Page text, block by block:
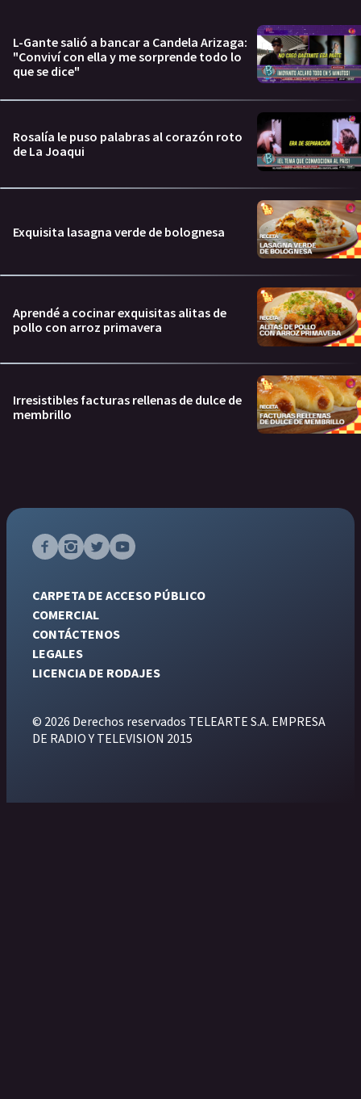
L-Gante salió a bancar a Candela Arizaga:
"Conviví con ella y me sorprende todo lo
que se dice"
Rosalía le puso palabras al corazón roto
de La Joaqui
Exquisita lasagna verde de bolognesa
Aprendé a cocinar exquisitas alitas de
pollo con arroz primavera
Irresistibles facturas rellenas de dulce de
membrillo
CARPETA DE ACCESO PÚBLICO
COMERCIAL
CONTÁCTENOS
LEGALES
LICENCIA DE RODAJES
© 2026 Derechos reservados TELEARTE S.A. EMPRESA
DE RADIO Y TELEVISION 2015